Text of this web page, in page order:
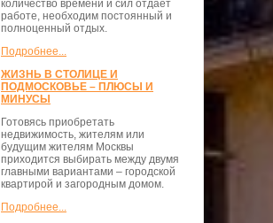
количество времени и сил отдает
работе, необходим постоянный и
полноценный отдых.
Подробнее...
ЖИЗНЬ В СТОЛИЦЕ И
ПОДМОСКОВЬЕ – ПЛЮСЫ И
МИНУСЫ
Готовясь приобретать
недвижимость, жителям или
будущим жителям Москвы
приходится выбирать между двумя
главными вариантами – городской
квартирой и загородным домом.
Подробнее...